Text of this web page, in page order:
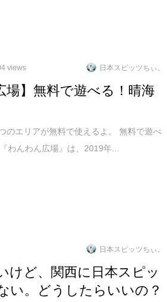
views 日本スピッツちぃ。
場】無料で遊べる！晴海
のエリアが無料で使えるよ。 無料で遊べ
わんわん広場』は、2019年...
日本スピッツちぃ。
けど、関西に日本スピッ
い。どうしたらいいの？